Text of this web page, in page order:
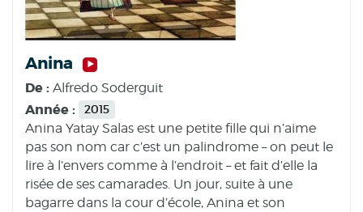
Anina
De : Alfredo Soderguit
Année : 2015
Anina Yatay Salas est une petite fille qui n’aime
pas son nom car c’est un palindrome – on peut le
lire à l’envers comme à l’endroit – et fait d’elle la
risée de ses camarades. Un jour, suite à une
bagarre dans la cour d’école, Anina et son